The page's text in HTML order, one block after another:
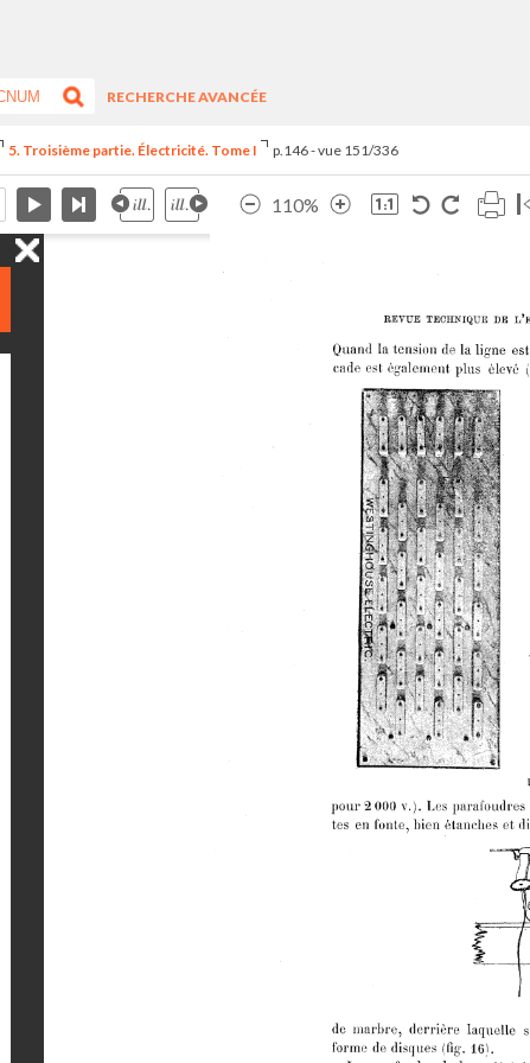
RECHERCHE AVANCÉE
5. Troisième partie. Électricité. Tome I p.146 - vue 151/336
110%